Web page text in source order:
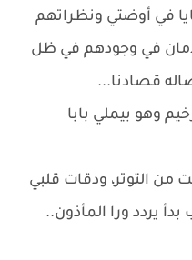
في أوضتي ونظراتهم
في وجودهم في ظل
قصادنا...
وهو بيملي بابا
التوتر، ودقات قلبي
يردد ورا المأذون..